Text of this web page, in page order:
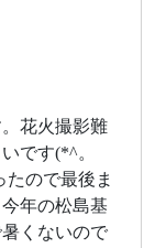
花火撮影難
です(*^。
ので最後ま
年の松島基
くないので